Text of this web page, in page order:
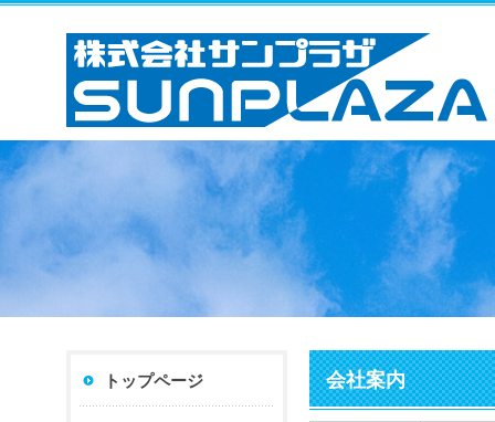
トップページ 会社案内